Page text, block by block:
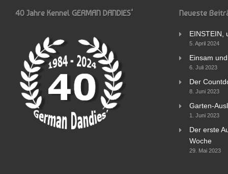
40 Jahre Kennel GERMAN DANDIES‘ Neueste
EINSTEIN,
5. April 2024
Einsam
6. Juli 2023
Der
8. Juni 2023
Garten-
1. Juni 2023
Der erste
Woche
29. Mai 2023